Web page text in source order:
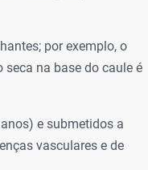
por exemplo, o
seca na base do caule é
e submetidos a
vasculares e de